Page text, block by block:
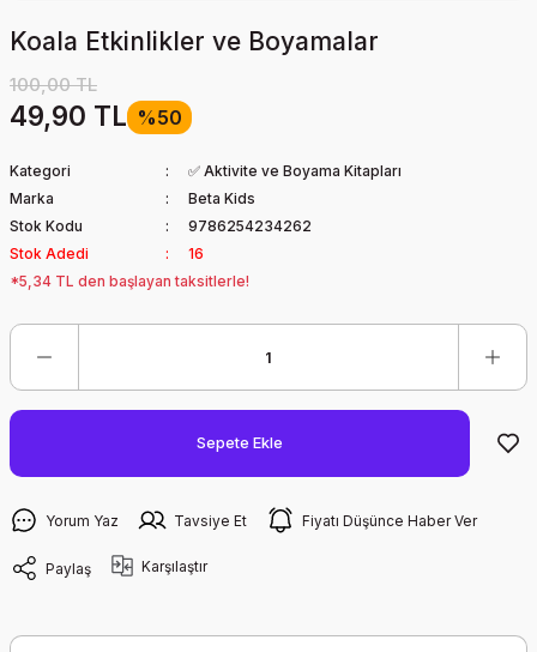
Koala Etkinlikler ve Boyamalar
100,00 TL
49,90 TL %50
Kategori
✅ Aktivite ve Boyama Kitapları
Marka
Beta Kids
Stok Kodu
9786254234262
Stok Adedi
16
*5,34 TL den başlayan taksitlerle!
Sepete Ekle
Yorum Yaz Tavsiye Et Fiyatı Düşünce Haber Ver
Paylaş Karşılaştır